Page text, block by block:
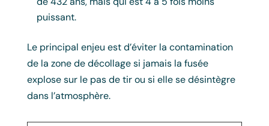
puissant.
Le principal enjeu est d’éviter la contamination
de la zone de décollage si jamais la fusée
explose sur le pas de tir ou si elle se désintègre
dans l’atmosphère.